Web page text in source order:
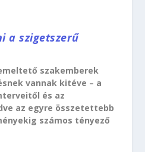
a szigetszerű
szakemberek
vannak kitéve – a
és az
az egyre összetettebb
számos tényező